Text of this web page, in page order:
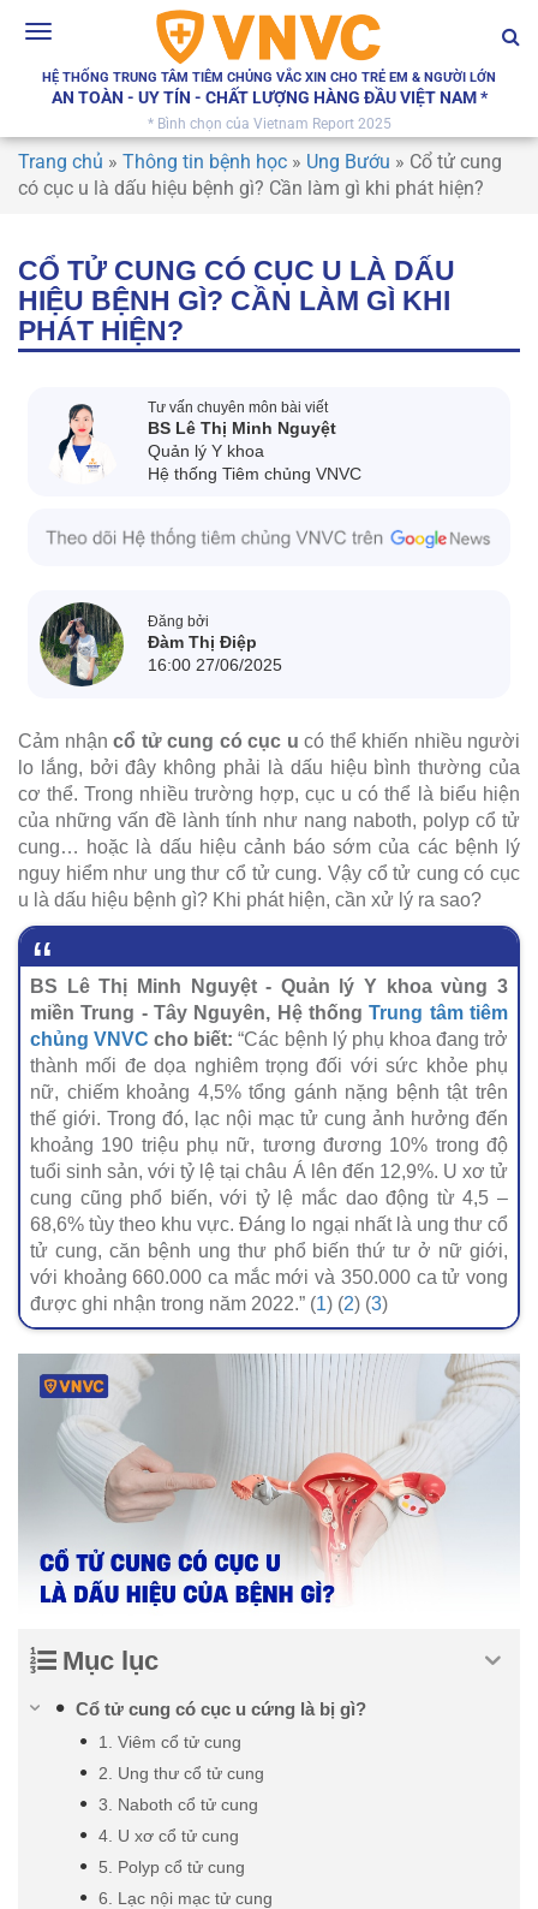
Toggle
HỆ THỐNG TRUNG TÂM TIÊM CHỦNG VẮC XIN CHO TRẺ EM & NGƯỜI LỚN
AN TOÀN - UY TÍN - CHẤT LƯỢNG HÀNG ĐẦU VIỆT NAM *
* Bình chọn của Vietnam Report 2025
Trang chủ » Thông tin bệnh học » Ung Bướu » Cổ tử cung
có cục u là dấu hiệu bệnh gì? Cần làm gì khi phát hiện?
CỔ TỬ CUNG CÓ CỤC U LÀ DẤU
HIỆU BỆNH GÌ? CẦN LÀM GÌ KHI
PHÁT HIỆN?
Tư vấn chuyên môn bài viết
BS Lê Thị Minh Nguyệt
Quản lý Y khoa
Hệ thống Tiêm chủng VNVC
Đăng bởi
Đàm Thị Điệp
16:00 27/06/2025
Cảm nhận cổ tử cung có cục u có thể khiến nhiều người
lo lắng, bởi đây không phải là dấu hiệu bình thường của
cơ thể. Trong nhiều trường hợp, cục u có thể là biểu hiện
của những vấn đề lành tính như nang naboth, polyp cổ tử
cung… hoặc là dấu hiệu cảnh báo sớm của các bệnh lý
nguy hiểm như ung thư cổ tử cung. Vậy cổ tử cung có cục
u là dấu hiệu bệnh gì? Khi phát hiện, cần xử lý ra sao?
BS Lê Thị Minh Nguyệt - Quản lý Y khoa vùng 3
miền Trung - Tây Nguyên, Hệ thốngTrung tâm tiêm
chủng VNVC cho biết: “Các bệnh lý phụ khoa đang trở
thành mối đe dọa nghiêm trọng đối với sức khỏe phụ
nữ, chiếm khoảng 4,5% tổng gánh nặng bệnh tật trên
thế giới. Trong đó, lạc nội mạc tử cung ảnh hưởng đến
khoảng 190 triệu phụ nữ, tương đương 10% trong độ
tuổi sinh sản, với tỷ lệ tại châu Á lên đến 12,9%. U xơ tử
cung cũng phổ biến, với tỷ lệ mắc dao động từ 4,5 –
68,6% tùy theo khu vực. Đáng lo ngại nhất là ung thư cổ
tử cung, căn bệnh ung thư phổ biến thứ tư ở nữ giới,
với khoảng 660.000 ca mắc mới và 350.000 ca tử vong
được ghi nhận trong năm 2022.” (1) (2) (3)
Mục lục
Cổ tử cung có cục u cứng là bị gì?
1. Viêm cổ tử cung
2. Ung thư cổ tử cung
3. Naboth cổ tử cung
4. U xơ cổ tử cung
5. Polyp cổ tử cung
6. Lạc nội mạc tử cung